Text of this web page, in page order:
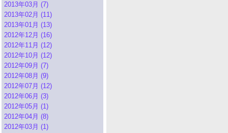
2013年03月 (7)
2013年02月 (11)
2013年01月 (13)
2012年12月 (16)
2012年11月 (12)
2012年10月 (12)
2012年09月 (7)
2012年08月 (9)
2012年07月 (12)
2012年06月 (3)
2012年05月 (1)
2012年04月 (8)
2012年03月 (1)